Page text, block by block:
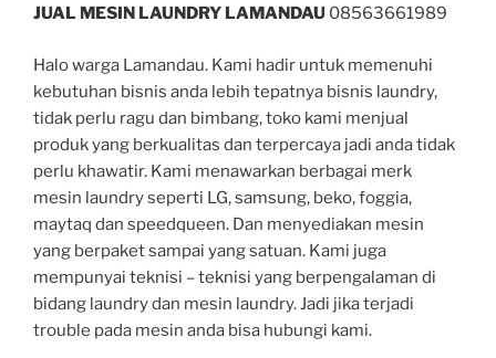
JUAL MESIN LAUNDRY LAMANDAU 08563661989
Halo warga Lamandau. Kami hadir untuk memenuhi
kebutuhan bisnis anda lebih tepatnya bisnis laundry,
tidak perlu ragu dan bimbang, toko kami menjual
produk yang berkualitas dan terpercaya jadi anda tidak
perlu khawatir. Kami menawarkan berbagai merk
mesin laundry seperti LG, samsung, beko, foggia,
maytaq dan speedqueen. Dan menyediakan mesin
yang berpaket sampai yang satuan. Kami juga
mempunyai teknisi – teknisi yang berpengalaman di
bidang laundry dan mesin laundry. Jadi jika terjadi
trouble pada mesin anda bisa hubungi kami.